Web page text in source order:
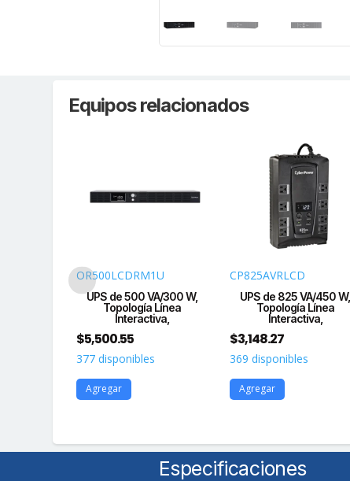
Equipos relacionados
OR500LCDRM1U
UPS de 500 VA/300 W,
Topología Línea
Interactiva,
$5,500.55
377 disponibles
Agregar
CP825AVRLCD
UPS de 825 VA/450 W,
Topología Línea
Interactiva,
$3,148.27
369 disponibles
Agregar
Especificaciones